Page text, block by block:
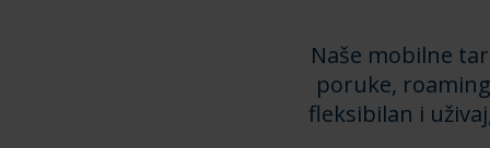
Naše mobilne
poruke,
fleksibilan i